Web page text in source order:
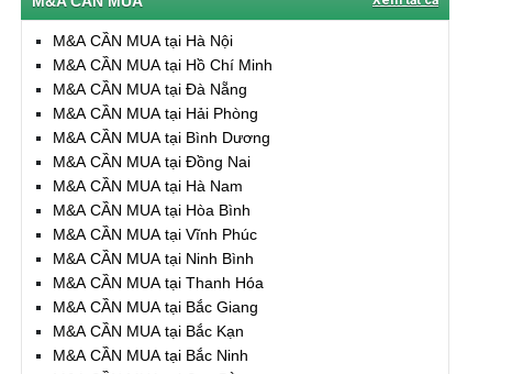
M&A CẦN MUA tại Hà Nội
M&A CẦN MUA tại Hồ Chí Minh
M&A CẦN MUA tại Đà Nẵng
M&A CẦN MUA tại Hải Phòng
M&A CẦN MUA tại Bình Dương
M&A CẦN MUA tại Đồng Nai
M&A CẦN MUA tại Hà Nam
M&A CẦN MUA tại Hòa Bình
M&A CẦN MUA tại Vĩnh Phúc
M&A CẦN MUA tại Ninh Bình
M&A CẦN MUA tại Thanh Hóa
M&A CẦN MUA tại Bắc Giang
M&A CẦN MUA tại Bắc Kạn
M&A CẦN MUA tại Bắc Ninh